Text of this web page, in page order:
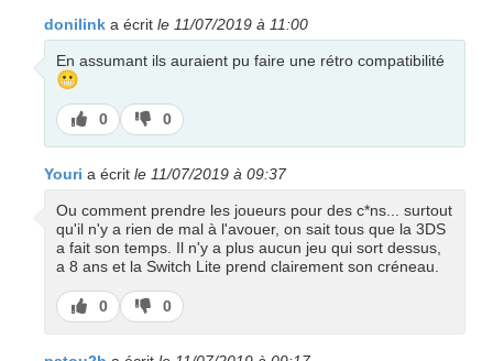
donilink a écrit le 11/07/2019 à 11:00
En assumant ils auraient pu faire une rétro compatibilité
😬
J’aime
0
J’aime
pas
0
Youri a écrit le 11/07/2019 à 09:37
Ou comment prendre les joueurs pour des c*ns... surtout
qu'il n'y a rien de mal à l'avouer, on sait tous que la 3DS
a fait son temps. Il n'y a plus aucun jeu qui sort dessus,
a 8 ans et la Switch Lite prend clairement son créneau.
J’aime
0
J’aime
pas
0